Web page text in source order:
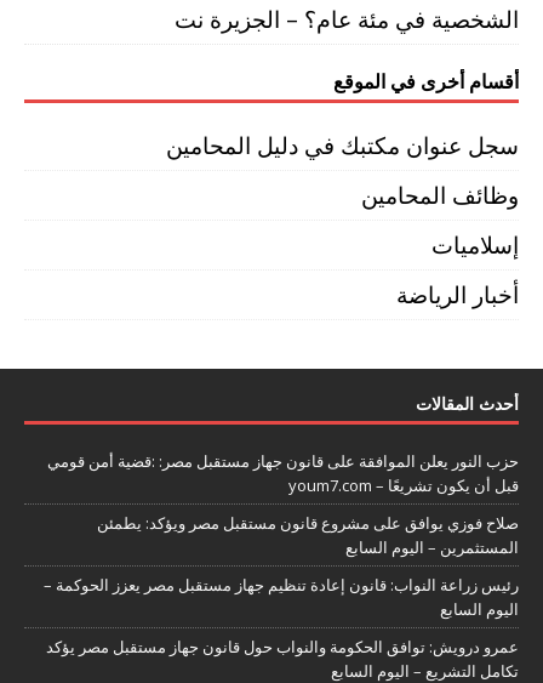
الشخصية في مئة عام؟ – الجزيرة نت
أقسام أخرى في الموقع
سجل عنوان مكتبك في دليل المحامين
وظائف المحامين
إسلاميات
أخبار الرياضة
أحدث المقالات
حزب النور يعلن الموافقة على قانون جهاز مستقبل مصر: :قضية أمن قومي
قبل أن يكون تشريعًا – youm7.com
صلاح فوزي يوافق على مشروع قانون مستقبل مصر ويؤكد: يطمئن
المستثمرين – اليوم السابع
رئيس زراعة النواب: قانون إعادة تنظيم جهاز مستقبل مصر يعزز الحوكمة –
اليوم السابع
عمرو درويش: توافق الحكومة والنواب حول قانون جهاز مستقبل مصر يؤكد
تكامل التشريع – اليوم السابع